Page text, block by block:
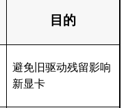
目的
避免旧驱动残留影响
新显卡